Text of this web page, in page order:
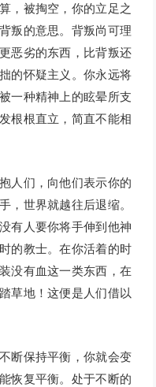
，被掏空，你的立足之
叛的意思。背叛尚可理
恶劣的东西，比背叛还
的怀疑主义。你永远将
一种精神上的眩晕所支
根根直立，简直不能相
人们，向他们表示你的
，世界就越往后退缩。
有人要你将手伸到他神
的教士。在你活着的时
没有血这一类东西，在
草地！这便是人们借以
断保持平衡，你就会变
恢复平衡。处于不断的